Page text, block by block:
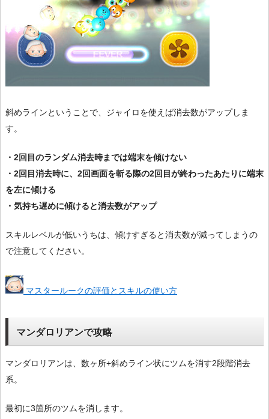
斜めラインということで、ジャイロを使えば消去数がアップしま
す。
・2回目のランダム消去時までは端末を傾けない
・2回目消去時に、2回画面を斬る際の2回目が終わったあたりに端末
を左に傾ける
・気持ち遅めに傾けると消去数がアップ
スキルレベルが低いうちは、傾けすぎると消去数が減ってしまうの
で注意してください。
マスタールークの評価とスキルの使い方
マンダロリアンで攻略
マンダロリアンは、数ヶ所+斜めライン状にツムを消す2段階消去
系。
最初に3箇所のツムを消します。